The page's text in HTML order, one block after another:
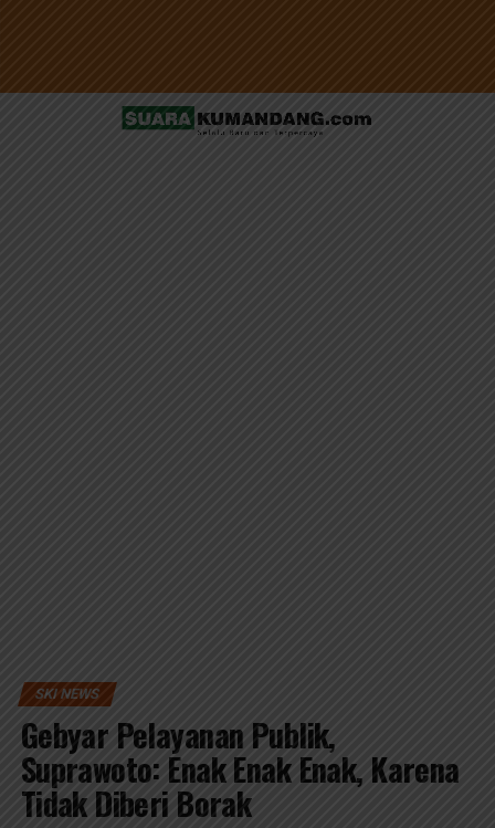
SKI NEWS
Gebyar Pelayanan Publik,
Suprawoto: Enak Enak Enak, Karena
Tidak Diberi Borak